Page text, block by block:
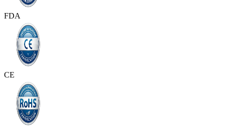
FDA
CE